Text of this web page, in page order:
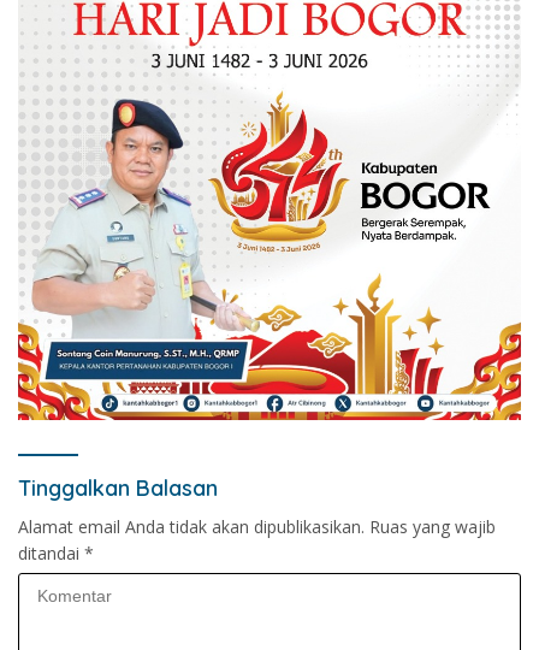
Tinggalkan Balasan
Alamat email Anda tidak akan dipublikasikan. Ruas yang wajib
ditandai *